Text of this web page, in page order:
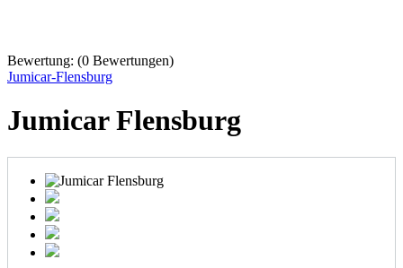
Bewertung: (0 Bewertungen)
Jumicar-Flensburg
Jumicar Flensburg